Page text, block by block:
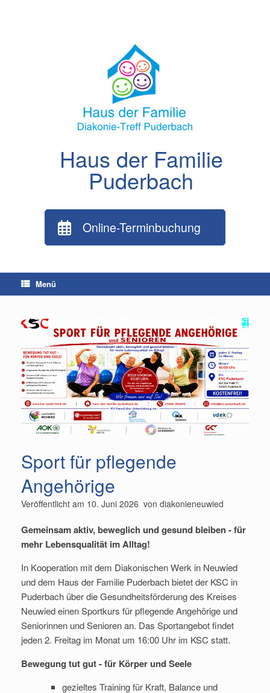
Haus der Familie
Puderbach
Online-Terminbuchung
Menü
Sport für pflegende
Angehörige
Veröffentlicht am 10. Juni 2026 von diakonieneuwied
Gemeinsam aktiv, beweglich und gesund bleiben - für
mehr Lebensqualität im Alltag!
In Kooperation mit dem Diakonischen Werk in Neuwied
und dem Haus der Familie Puderbach bietet der KSC in
Puderbach über die Gesundheitsförderung des Kreises
Neuwied einen Sportkurs für pflegende Angehörige und
Seniorinnen und Senioren an. Das Sportangebot findet
jeden 2. Freitag im Monat um 16:00 Uhr im KSC statt.
Bewegung tut gut - für Körper und Seele
gezieltes Training für Kraft, Balance und